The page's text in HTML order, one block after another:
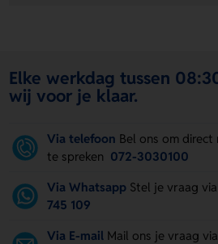
Elke werkdag tussen
wij voor je klaar.
Via telefoon Bel ons om
te spreken 072-3030100
Via Whatsapp Stel je vraag
745 109
Via E-mail Mail ons je vraag via